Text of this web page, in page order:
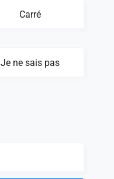
Carré
Je ne sais pas